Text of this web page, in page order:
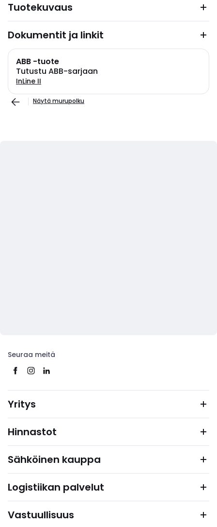
Tuotekuvaus
Dokumentit ja linkit
ABB -tuote
Tutustu ABB-sarjaan
InLine II
Näytä murupolku
Seuraa meitä
Yritys
Hinnastot
Sähköinen kauppa
Logistiikan palvelut
Vastuullisuus